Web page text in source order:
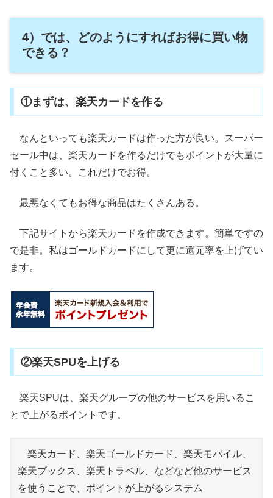
4）では、どのようにすればお得に買い物
できる？
①まずは、楽天カードを作る
なんといっても楽天カードは作った方が良い。スーパー
セール中は、楽天カードを作るだけでもポイントが大量に
付くこと多い。これだけでお得。
最悪なくてもお得な商品はたくさんある。
下記サイトから楽天カードを作成できます。簡単ですの
で是非。私はゴールドカードにして更に還元率を上げてい
ます。
②楽天SPUを上げる
楽天SPUは、楽天グループの他のサービスを用いるこ
とで上がるポイントです。
楽天カード、楽天ゴールドカード、楽天モバイル、
楽天ブックス、楽天トラベル、などなど他のサービス
を使うことで、ポイントが上がるシステム